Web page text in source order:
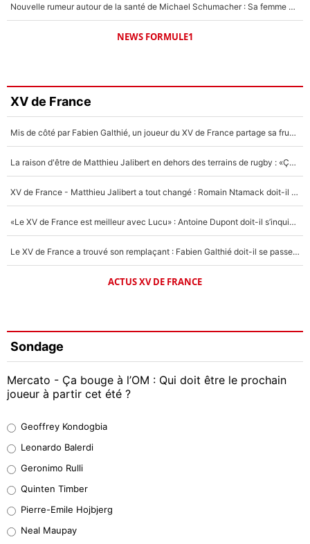
Nouvelle rumeur autour de la santé de Michael Schumacher : Sa femme Corinna sort du silence
NEWS FORMULE1
XV de France
Mis de côté par Fabien Galthié, un joueur du XV de France partage sa frustration : «ils ne me l’ont pas dit tout de suite»
La raison d'être de Matthieu Jalibert en dehors des terrains de rugby : «Ça m'atteint autant que si tu touches à un membre de ma famille»
XV de France - Matthieu Jalibert a tout changé : Romain Ntamack doit-il s’inquiéter pour sa place à un an de la Coupe du monde ?
«Le XV de France est meilleur avec Lucu» : Antoine Dupont doit-il s’inquiéter pour sa place ?
Le XV de France a trouvé son remplaçant : Fabien Galthié doit-il se passer d'Antoine Dupont ?
ACTUS XV DE FRANCE
Sondage
Mercato - Ça bouge à l’OM : Qui doit être le prochain
joueur à partir cet été ?
38%
32%
5%
Geoffrey Kondogbia
Leonardo Balerdi
Geronimo Rulli
Quinten Timber
Pierre-Emile Hojbjerg
Neal Maupay